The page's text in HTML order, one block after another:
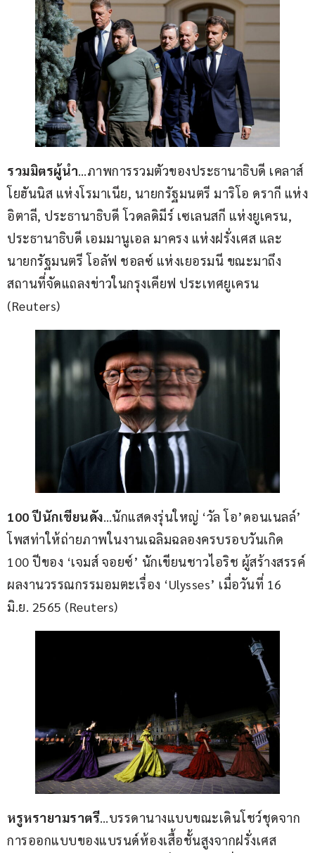
รวมมิตรผู้นำ …ภาพการรวมตัวของประธานาธิบดี เคลาส์
โยฮันนิส แห่งโรมาเนีย, นายกรัฐมนตรี มาริโอ ดรากี แห่ง
อิตาลี, ประธานาธิบดี โวดลดิมีร์ เซเลนสกี แห่งยูเครน,
ประธานาธิบดี เอมมานูเอล มาครง แห่งฝรั่งเศส และ
นายกรัฐมนตรี โอลัฟ ชอลซ์ แห่งเยอรมนี ขณะมาถึง
สถานที่จัดแถลงข่าวในกรุงเคียฟ ประเทศยูเครน
(Reuters)
100 ปีนักเขียนดัง …นักแสดงรุ่นใหญ่ ‘วัล โอ’ดอนเนลล์’
โพสท่าให้ถ่ายภาพในงานเฉลิมฉลองครบรอบวันเกิด
100 ปีของ ‘เจมส์ จอยซ์’ นักเขียนชาวไอริช ผู้สร้างสรรค์
ผลงานวรรณกรรมอมตะเรื่อง ‘Ulysses’ เมื่อวันที่ 16
มิ.ย. 2565 (Reuters)
หรูหรายามราตรี …บรรดานางแบบขณะเดินโชว์ชุดจาก
การออกแบบของแบรนด์ห้องเสื้อชั้นสูงจากฝรั่งเศส